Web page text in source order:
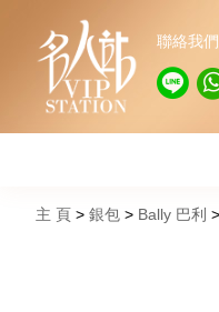
聯絡我們
主 頁 銀包 Bally 巴利